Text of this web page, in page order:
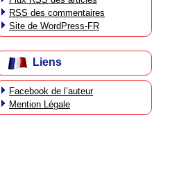
RSS des commentaires
Site de WordPress-FR
Liens
Facebook de l’auteur
Mention Légale